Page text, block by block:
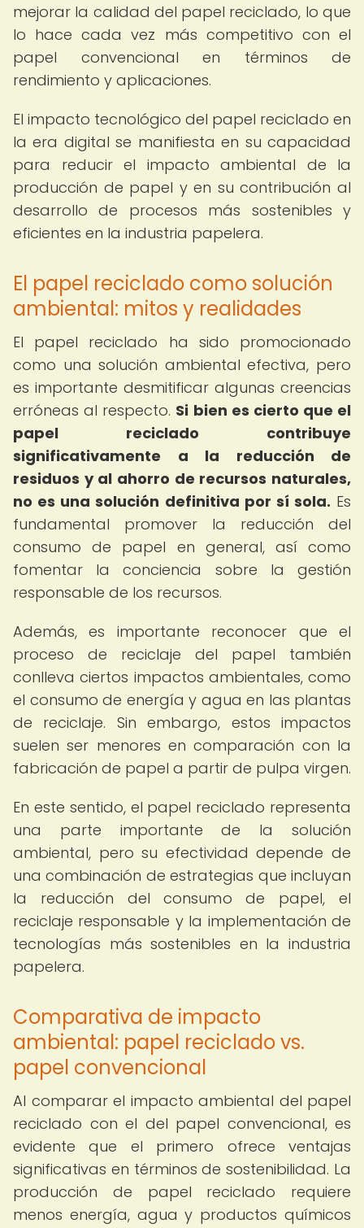
mejorar la calidad del papel reciclado, lo que
lo hace cada vez más competitivo con el
papel convencional en términos de
rendimiento y aplicaciones.
El impacto tecnológico del papel reciclado en
la era digital se manifiesta en su capacidad
para reducir el impacto ambiental de la
producción de papel y en su contribución al
desarrollo de procesos más sostenibles y
eficientes en la industria papelera.
El papel reciclado como solución
ambiental: mitos y realidades
El papel reciclado ha sido promocionado
como una solución ambiental efectiva, pero
es importante desmitificar algunas creencias
erróneas al respecto. Si bien es cierto que el
papel reciclado contribuye
significativamente a la reducción de
residuos y al ahorro de recursos naturales,
no es una solución definitiva por sí sola. Es
fundamental promover la reducción del
consumo de papel en general, así como
fomentar la conciencia sobre la gestión
responsable de los recursos.
Además, es importante reconocer que el
proceso de reciclaje del papel también
conlleva ciertos impactos ambientales, como
el consumo de energía y agua en las plantas
de reciclaje. Sin embargo, estos impactos
suelen ser menores en comparación con la
fabricación de papel a partir de pulpa virgen.
En este sentido, el papel reciclado representa
una parte importante de la solución
ambiental, pero su efectividad depende de
una combinación de estrategias que incluyan
la reducción del consumo de papel, el
reciclaje responsable y la implementación de
tecnologías más sostenibles en la industria
papelera.
Comparativa de impacto
ambiental: papel reciclado vs.
papel convencional
Al comparar el impacto ambiental del papel
reciclado con el del papel convencional, es
evidente que el primero ofrece ventajas
significativas en términos de sostenibilidad. La
producción de papel reciclado requiere
menos energía, agua y productos químicos